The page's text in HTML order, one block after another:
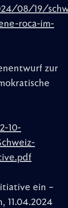
08/19/
roca-im-
zur
10-
ein –
11.04.2024